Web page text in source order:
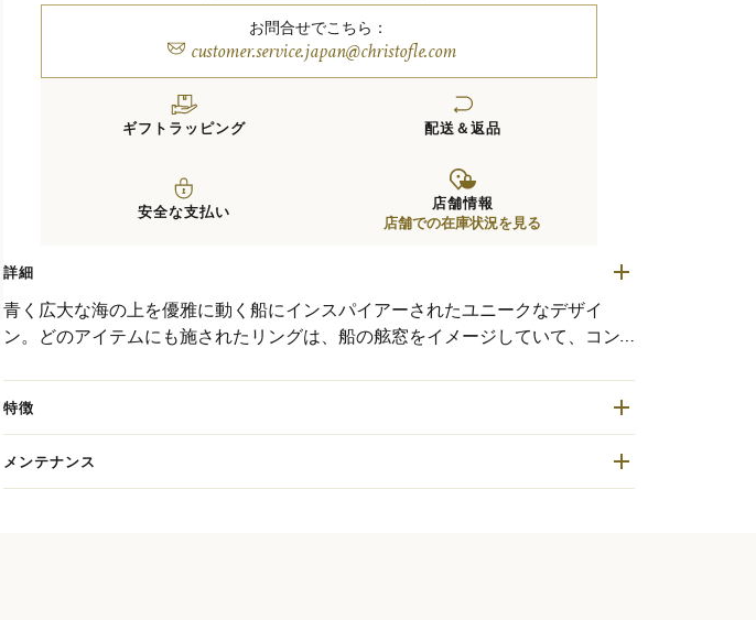
お問合せでこちら：
customer.service.japan@christofle.com
ギフトラッピング 配送＆返品
安全な支払い 店舗情報
店舗での在庫状況を見る
詳細
青く広大な海の上を優雅に動く船にインスパイアーされたユニークなデザイ
ン。どのアイテムにも施されたリングは、船の舷窓をイメージしていて、コン
出します。
特徴
メンテナンス